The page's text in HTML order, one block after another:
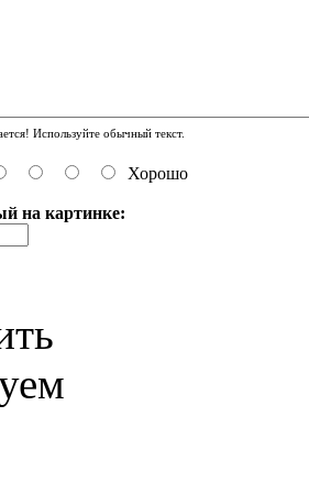
Используйте обычный текст.
Хорошо
на картинке: